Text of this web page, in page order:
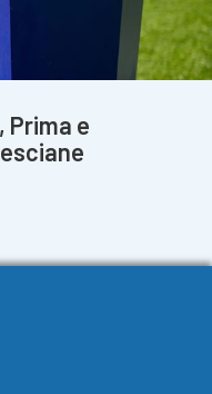
Prima e